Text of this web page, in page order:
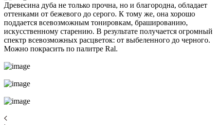
Древесина дуба не только прочна, но и благородна, обладает
оттенками от бежевого до серого. К тому же, она хорошо
поддается всевозможным тонировкам, брашированию,
искусственному старению. В результате получается огромный
спектр всевозможных расцветок: от выбеленного до черного.
Можно покрасить по палитре Ral.